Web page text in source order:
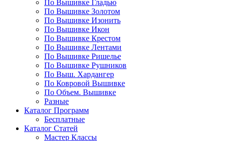
По Вышивке Гладью
По Вышивке Золотом
По Вышивке Изонить
По Вышивке Икон
По Вышивке Крестом
По Вышивке Лентами
По Вышивке Ришелье
По Вышивке Рушников
По Выш. Хардангер
По Ковровой Вышивке
По Объем. Вышивке
Разные
Каталог Программ
Бесплатные
Каталог Статей
Мастер Классы